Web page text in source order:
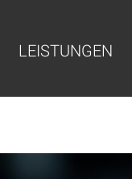
LEISTUNGEN